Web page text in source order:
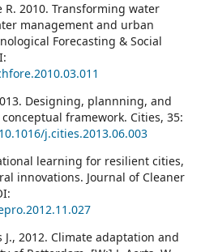
2010. Transforming water
management and urban
Forecasting & Social
Designing, plannning, and
framework. Cities, 35:
j.cities.2013.06.003
learning for resilient cities,
innovations. Journal of Cleaner
J., 2012. Climate adaptation and